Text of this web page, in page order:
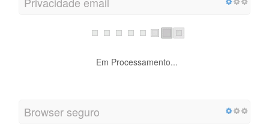
Em Processamento...
Browser seguro